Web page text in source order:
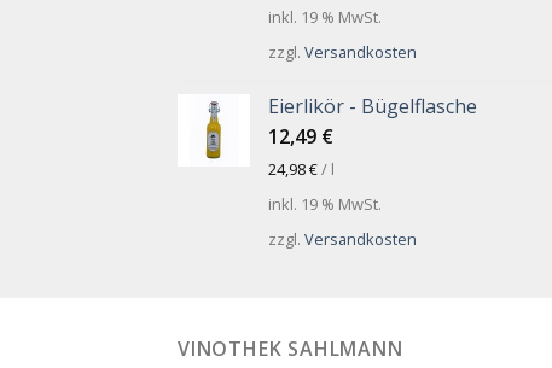
inkl. 19 % MwSt.
zzgl. Versandkosten
Eierlikör - Bügelflasche
12,49 €
24,98€/ l
inkl. 19 % MwSt.
zzgl. Versandkosten
VINOTHEK SAHLMANN